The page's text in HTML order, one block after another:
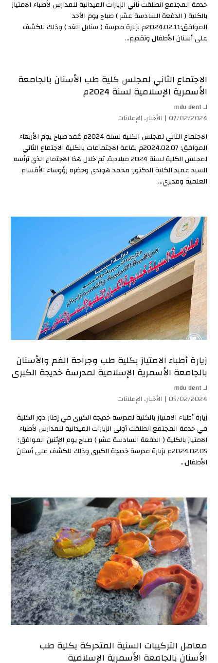
خدمة المجتمع انطلقت ثاني الزيارات الميدانية للمدارس لأطباء الامتياز
بالكلية ( الدفعة السادسة عشر ) صباح يوم الأحد
الموافق:2024.02.11م بزيارة مدرسة ( سنابل الغد ) وذلك للكشف
على أسنان الأطفال وتقديم...
الاجتماع الثاني لمجلس كلية طب الأسنان بالجامعة
الأسمرية الإسلامية لسنة 2024م
لـmdu dent
07/02/2024 | الأخبار، الإعلانات
الاجتماع الثاني لمجلس الكلية لسنة 2024م عُقد صباح يوم الأربعاء
الموافق: 2024.02.07م بقاعة الاجتماعات بالكلية الاجتماع الثاني
لمجلس الكلية لسنة 2024 ميلادية. تم خلال هذا الاجتماع الذي ترأسه
السيد عميد الكلية الدكتور: محمد هويدي وحضره رؤوساء الأقسام
العلمية ومديري...
زيارة أطباء الامتياز بكلية طب وجراحة الفم والأسنان
بالجامعة الأسمرية الإسلامية لمدرسة خديجة الكبرى
لـmdu dent
05/02/2024 | الأخبار، الإعلانات
زيارة أطباء الامتياز بالكلية لمدرسة خديجة الكبرى في إطار دور الكلية
في خدمة المجتمع انطلقت أولى الزيارات الميدانية للمدارس لأطباء
الامتياز بالكلية ( الدفعة السادسة عشر ) صباح يوم الإثنين الموافق:
2024.02.05م بزيارة مدرسة خديجة الكبرى وذلك للكشف على أسنان
الأطفال...
معامل التركيبات السنية المتحركة بكلية طب
الأسنان بالجامعة الأسمرية الإسلامية